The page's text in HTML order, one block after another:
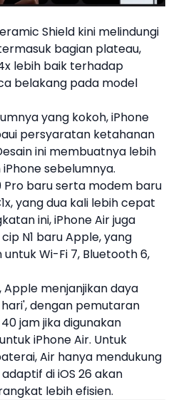
Shield kini melindungi
bagian plateau,
lebih baik terhadap
belakang pada model
yang kokoh,iPhone
persyaratan ketahanan
ini membuatnya lebih
iPhonesebelumnya.
Pro baru serta modem baru
yang dua kali lebih cepat
ini,iPhone Airjuga
N1 baruApple, yang
Wi-Fi 7, Bluetooth 6,
menjanjikan daya
dengan pemutaran
jam jika digunakan
iPhone Air. Untuk
Air hanya mendukung
di iOS 26 akan
lebih efisien.